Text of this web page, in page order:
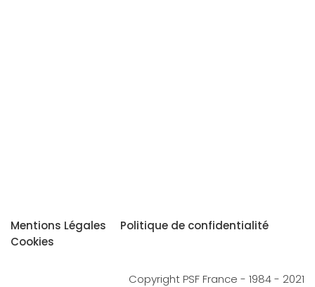
Mentions Légales
Politique de confidentialité
Cookies
Copyright PSF France - 1984 - 2021